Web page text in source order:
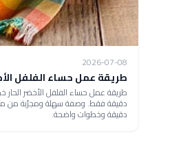
2026-07-08
طريقة عمل حساء الفلفل
دقيقة وخطوات واضحة.